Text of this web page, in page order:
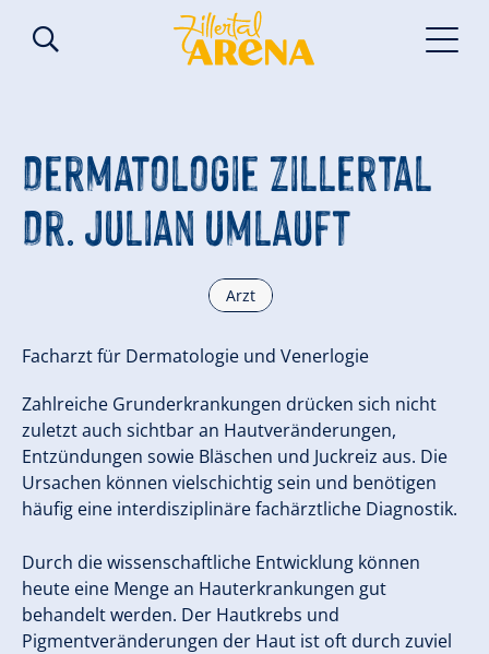
Dermatologie Zillertal
Dr. Julian Umlauft
Arzt
Facharzt für Dermatologie und Venerlogie
Zahlreiche Grunderkrankungen drücken sich nicht
zuletzt auch sichtbar an Hautveränderungen,
Entzündungen sowie Bläschen und Juckreiz aus. Die
Ursachen können vielschichtig sein und benötigen
häufig eine interdisziplinäre fachärztliche Diagnostik.
Durch die wissenschaftliche Entwicklung können
heute eine Menge an Hauterkrankungen gut
behandelt werden. Der Hautkrebs und
Pigmentveränderungen der Haut ist oft durch zuviel